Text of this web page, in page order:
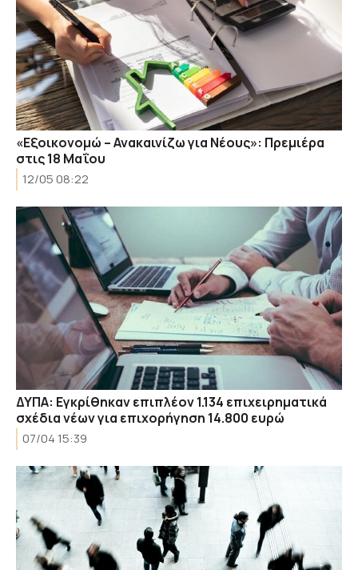
«Εξοικονομώ – Ανακαινίζω για Νέους»: Πρεμιέρα
στις 18 Μαΐου
12/05 08:22
ΔΥΠΑ: Εγκρίθηκαν επιπλέον 1.134 επιχειρηματικά
σχέδια νέων για επιχορήγηση 14.800 ευρώ
07/04 15:39